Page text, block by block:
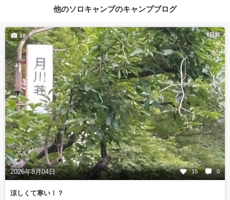
他のソロキャンプのキャンプブログ
1日前
2026年8月04日 15 0
10
涼しくて寒い！？